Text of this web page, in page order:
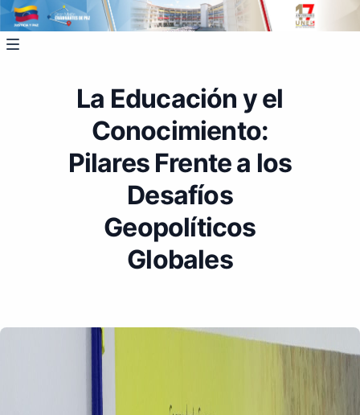
La Educación y el
Conocimiento:
Pilares Frente a los
Desafíos
Geopolíticos
Globales